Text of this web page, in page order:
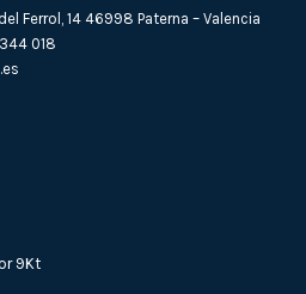
Ferrol, 14 46998 Paterna – Valencia
018
9Kt